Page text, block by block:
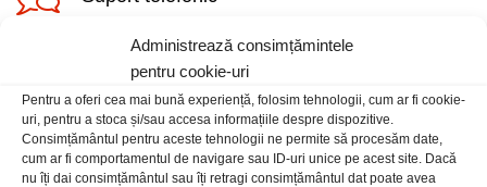
Administrează consimțămintele
pentru cookie-uri
Pentru a oferi cea mai bună experiență, folosim tehnologii, cum ar fi cookie-
uri, pentru a stoca și/sau accesa informațiile despre dispozitive.
Consimțământul pentru aceste tehnologii ne permite să procesăm date,
cum ar fi comportamentul de navigare sau ID-uri unice pe acest site. Dacă
nu îți dai consimțământul sau îți retragi consimțământul dat poate avea
Informatii